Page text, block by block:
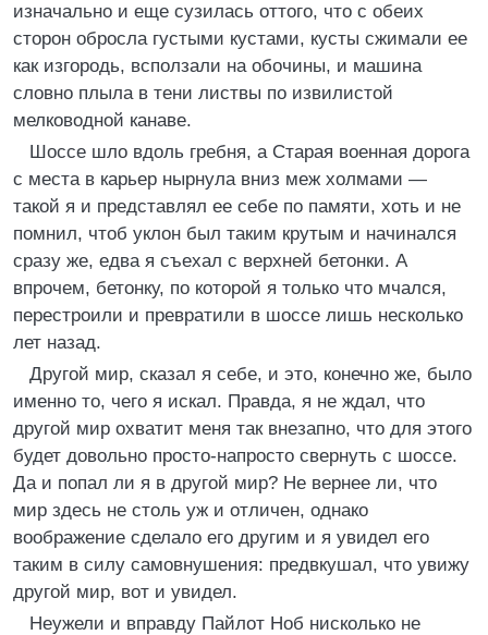
изначально и еще сузилась оттого, что с обеих
сторон обросла густыми кустами, кусты сжимали ее
как изгородь, всползали на обочины, и машина
словно плыла в тени листвы по извилистой
мелководной канаве.
Шоссе шло вдоль гребня, а Старая военная дорога
с места в карьер нырнула вниз меж холмами —
такой я и представлял ее себе по памяти, хоть и не
помнил, чтоб уклон был таким крутым и начинался
сразу же, едва я съехал с верхней бетонки. А
впрочем, бетонку, по которой я только что мчался,
перестроили и превратили в шоссе лишь несколько
лет назад.
Другой мир, сказал я себе, и это, конечно же, было
именно то, чего я искал. Правда, я не ждал, что
другой мир охватит меня так внезапно, что для этого
будет довольно просто-напросто свернуть с шоссе.
Да и попал ли я в другой мир? Не вернее ли, что
мир здесь не столь уж и отличен, однако
воображение сделало его другим и я увидел его
таким в силу самовнушения: предвкушал, что увижу
другой мир, вот и увидел.
Неужели и вправду Пайлот Ноб нисколько не